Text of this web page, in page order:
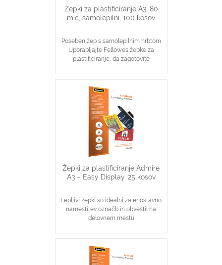
Žepki za plastificiranje A3, 80
mic, samolepilni, 100 kosov
Poseben žep s samolepilnim hrbtom
Uporabljajte Fellowes žepke za
plastificiranje, da zagotovite
zanesete
Idealno za obvestila, slike
Zagotavljanje osnovne zaščite
dokumentov
Žepki za plastificiranje Admire
A3 – Easy Display, 25 kosov
Lepljivi žepki so idealni za enostavno
namestitev označb in obvestil na
delovnem mestu
A3
Debelina: 80 mikronov